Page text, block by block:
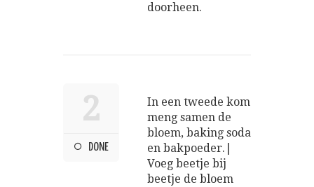
doorheen.
2
DONE
In een tweede kom
meng samen de
bloem, baking soda
en bakpoeder.|
Voeg beetje bij
beetje de bloem